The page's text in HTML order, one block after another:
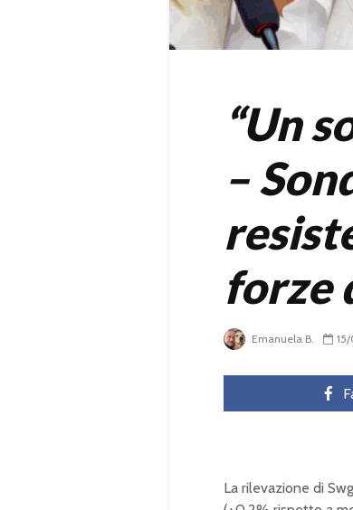
“Un
–
forze
Emanuela B.
La rilevazione di